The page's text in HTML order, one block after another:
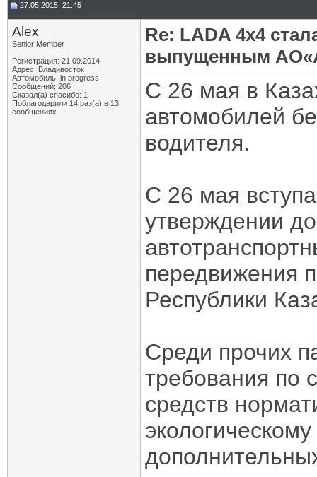
27.05.2015, 21:45
Alex
Senior Member
Регистрация: 21.09.2014
Адрес: Владивосток
Автомобиль: in progress
Сообщений: 206
Сказал(а) спасибо: 1
Поблагодарили 14 раз(а) в 13
сообщениях
Re: LADA 4x4
выпущенным
С 26 мая в
автомобилей
водителя.
С 26 мая
утверждении
передвижения
Республики
Среди прочих
требования по
средств